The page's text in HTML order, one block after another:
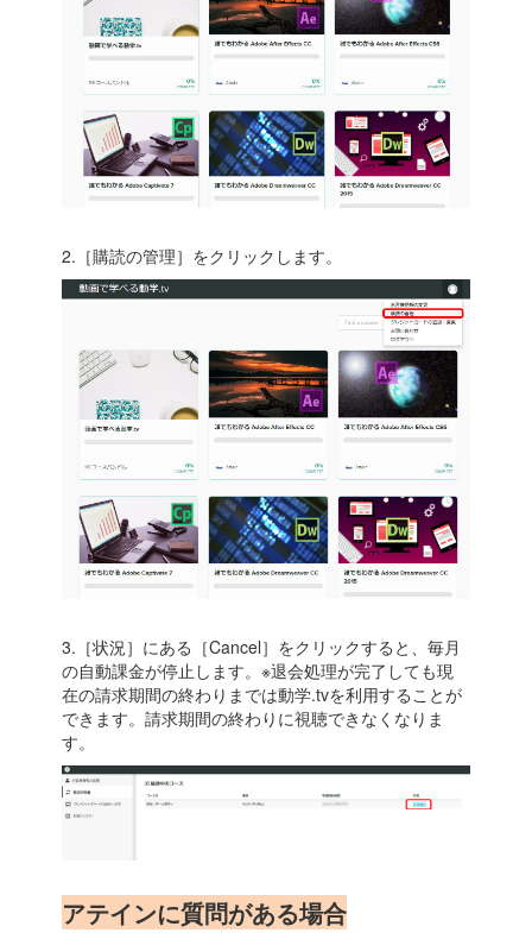
2.［購読の管理］をクリックします。
3.［状況］にある［Cancel］をクリックすると、毎月
の自動課金が停止します。※退会処理が完了しても現
在の請求期間の終わりまでは動学.tvを利用することが
できます。請求期間の終わりに視聴できなくなりま
す。
アテインに質問がある場合